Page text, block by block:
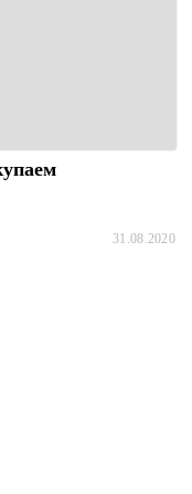
31.08.2020